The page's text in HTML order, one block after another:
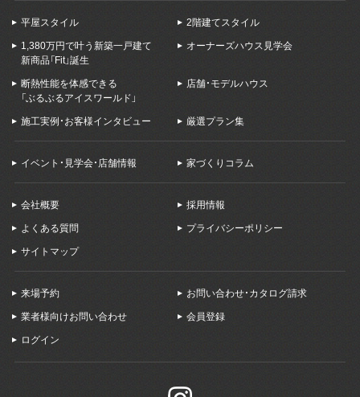
平屋スタイル 2階建てスタイル
1,380万円で叶う新築一戸建て
新商品「Fit」誕生
オーナーズハウス見学会
断熱性能を体感できる
「ぶるぶるアイスワールド」
店舗・モデルハウス
施工実例・お客様インタビュー 厳選プラン集
イベント・見学会・店舗情報 家づくりコラム
会社概要 採用情報
よくある質問 プライバシーポリシー
サイトマップ
来場予約 お問い合わせ・カタログ請求
業者様向けお問い合わせ 会員登録
ログイン